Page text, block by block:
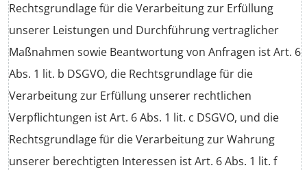
Rechtsgrundlage für die Verarbeitung zur Erfüllung
unserer Leistungen und Durchführung vertraglicher
Maßnahmen sowie Beantwortung von Anfragen ist Art. 6
Abs. 1 lit. b DSGVO, die Rechtsgrundlage für die
Verarbeitung zur Erfüllung unserer rechtlichen
Verpflichtungen ist Art. 6 Abs. 1 lit. c DSGVO, und die
Rechtsgrundlage für die Verarbeitung zur Wahrung
unserer berechtigten Interessen ist Art. 6 Abs. 1 lit. f